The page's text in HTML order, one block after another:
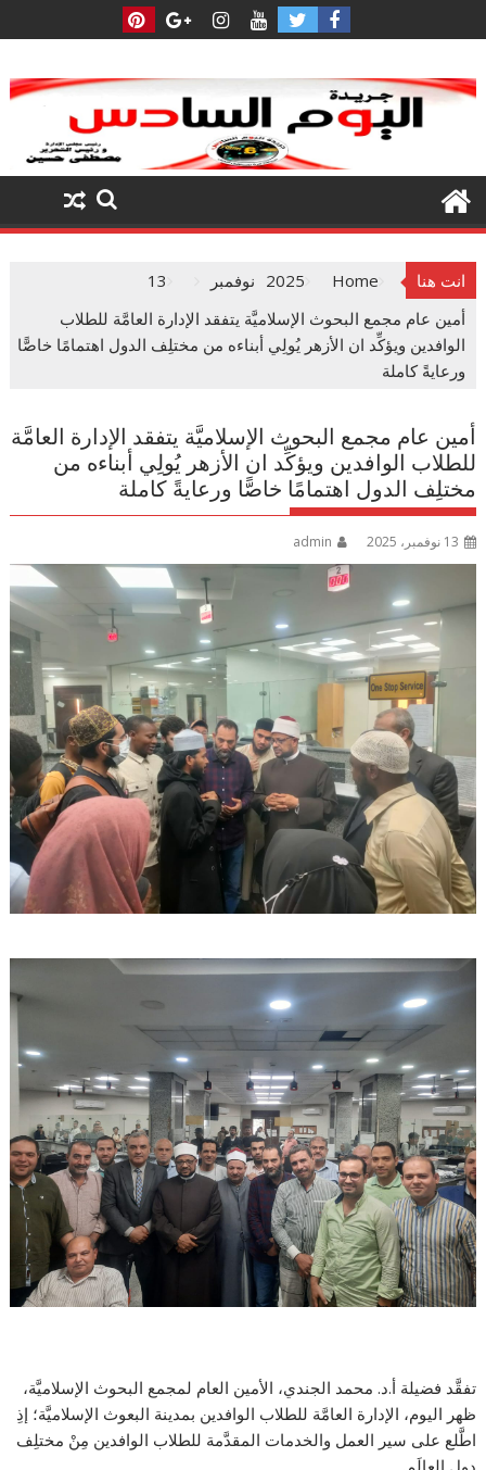
to
انت هنا Home
2025 نوفمبر
13
أمين عام مجمع البحوث الإسلاميَّة يتفقد الإدارة العامَّة للطلاب
الوافدين ويؤكِّد ان الأزهر يُولِي أبناءه من مختلِف الدول اهتمامًا خاصًّا
ورعايةً كاملة
أمين عام مجمع البحوث الإسلاميَّة يتفقد الإدارة العامَّة
للطلاب الوافدين ويؤكِّد ان الأزهر يُولِي أبناءه من
مختلِف الدول اهتمامًا خاصًّا ورعايةً كاملة
13 نوفمبر، 2025 admin
تفقَّد فضيلة أ.د. محمد الجندي، الأمين العام لمجمع البحوث الإسلاميَّة،
ظهر اليوم، الإدارة العامَّة للطلاب الوافدين بمدينة البعوث الإسلاميَّة؛ إذِ
اطَّلع على سير العمل والخدمات المقدَّمة للطلاب الوافدين مِنْ مختلِف